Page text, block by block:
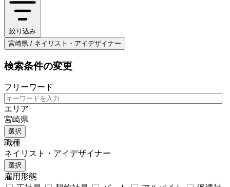
絞り込み
宮崎県 / ネイリスト・アイデザイナー
検索条件の変更
フリーワード
エリア
宮崎県
選択
職種
ネイリスト・アイデザイナー
選択
雇用形態